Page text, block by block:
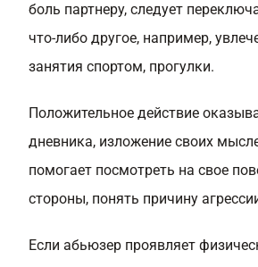
боль партнеру, следует
что-либо другое, например,
занятия спортом, прогулки.
Положительное действие
дневника, изложение своих
помогает посмотреть на свое
стороны, понять причину
Если абьюзер проявляет